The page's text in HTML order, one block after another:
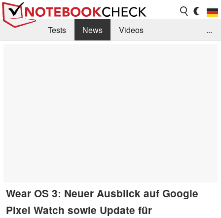
Tests News
Videos
...
Wear OS 3: Neuer Ausblick auf Google
Pixel Watch sowie Update für